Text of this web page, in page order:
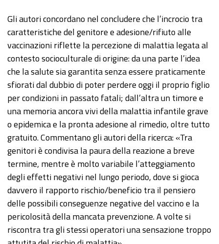
Gli autori concordano nel concludere che l’incrocio tra
caratteristiche del genitore e adesione/rifiuto alle
vaccinazioni riflette la percezione di malattia legata al
contesto socioculturale di origine: da una parte l’idea
che la salute sia garantita senza essere praticamente
sfiorati dal dubbio di poter perdere oggi il proprio figlio
per condizioni in passato fatali; dall’altra un timore e
una memoria ancora vivi della malattia infantile grave
o epidemica e la pronta adesione al rimedio, oltre tutto
gratuito. Commentano gli autori della ricerca: «Tra
genitori è condivisa la paura della reazione a breve
termine, mentre è molto variabile l’atteggiamento
degli effetti negativi nel lungo periodo, dove si gioca
davvero il rapporto rischio/beneficio tra il pensiero
delle possibili conseguenze negative del vaccino e la
pericolosità della mancata prevenzione. A volte si
riscontra tra gli stessi operatori una sensazione troppo